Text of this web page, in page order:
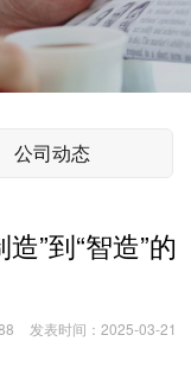
公司动态
”到“智造”的
发表时间：2025-03-21